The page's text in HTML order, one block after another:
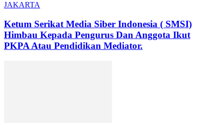
JAKARTA
Ketum Serikat Media Siber Indonesia ( SMSI)
Himbau Kepada Pengurus Dan Anggota Ikut
PKPA Atau Pendidikan Mediator.